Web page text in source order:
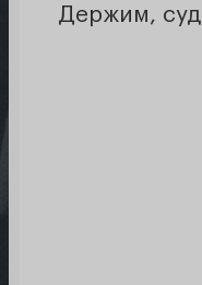
Держим,